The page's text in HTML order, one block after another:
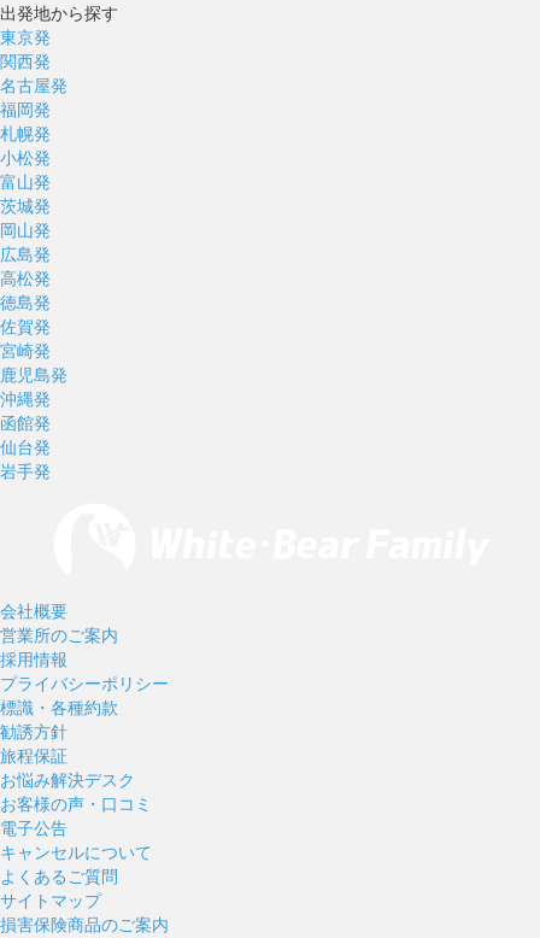
出発地から探す
東京発
関西発
名古屋発
福岡発
札幌発
小松発
富山発
茨城発
岡山発
広島発
高松発
徳島発
佐賀発
宮崎発
鹿児島発
沖縄発
函館発
仙台発
岩手発
会社概要
営業所のご案内
採用情報
プライバシーポリシー
標識・各種約款
勧誘方針
旅程保証
お悩み解決デスク
お客様の声・口コミ
電子公告
キャンセルについて
よくあるご質問
サイトマップ
損害保険商品のご案内